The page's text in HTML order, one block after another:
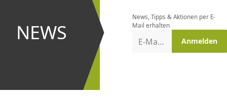
NEWS
und bei
Aktionen
News, Tipps & Aktionen per E-
Mail erhalten
E-Mail-Adresse Anmelden